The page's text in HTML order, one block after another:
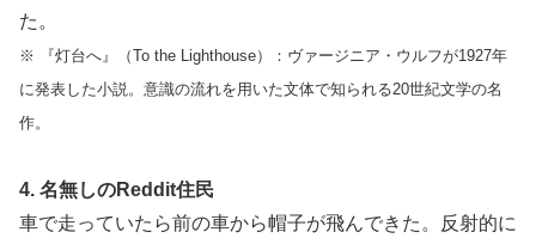
た。
※ 『灯台へ』（To the Lighthouse）：ヴァージニア・ウルフが1927年
に発表した小説。意識の流れを用いた文体で知られる20世紀文学の名
作。
4. 名無しのReddit住民
車で走っていたら前の車から帽子が飛んできた。反射的に